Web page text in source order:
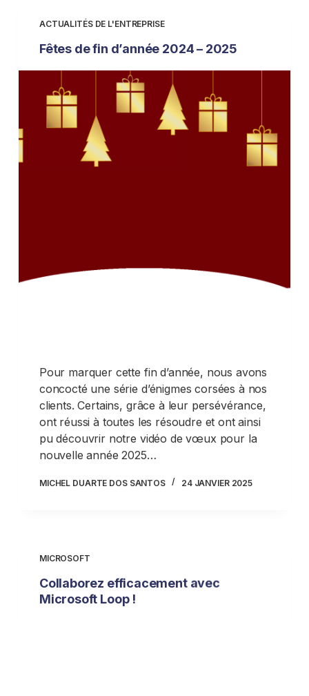
ACTUALITÉS DE L'ENTREPRISE
Fêtes de fin d’année 2024 – 2025
Pour marquer cette fin d’année, nous avons
concocté une série d’énigmes corsées à nos
clients. Certains, grâce à leur persévérance,
ont réussi à toutes les résoudre et ont ainsi
pu découvrir notre vidéo de vœux pour la
nouvelle année 2025…
MICHEL DUARTE DOS SANTOS 24 JANVIER 2025
MICROSOFT
Collaborez efficacement avec
Microsoft Loop !